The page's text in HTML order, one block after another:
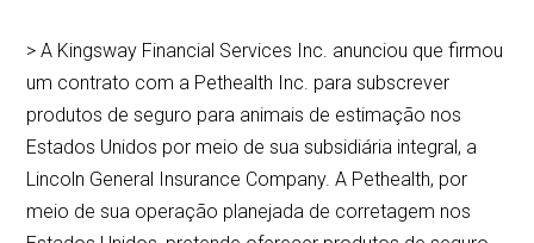
> A Kingsway Financial Services Inc. anunciou que firmou
um contrato com a Pethealth Inc. para subscrever
produtos de seguro para animais de estimação nos
Estados Unidos por meio de sua subsidiária integral, a
Lincoln General Insurance Company. A Pethealth, por
meio de sua operação planejada de corretagem nos